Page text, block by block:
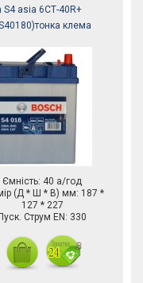
S4 asia 6СТ-40R+
клема
Ємність: 40 а/год
(Д * Ш * В) мм: 187 *
127 * 227
Пуск. Струм EN: 330